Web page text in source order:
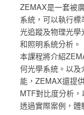
ZEMAX是一套被
系統，可以執行
光追蹤及物理光
和照明系統分析。
本課程將介紹
何光學系統。以
能，ZEMAX還提
MTF對比度分析
透過實際案例，體